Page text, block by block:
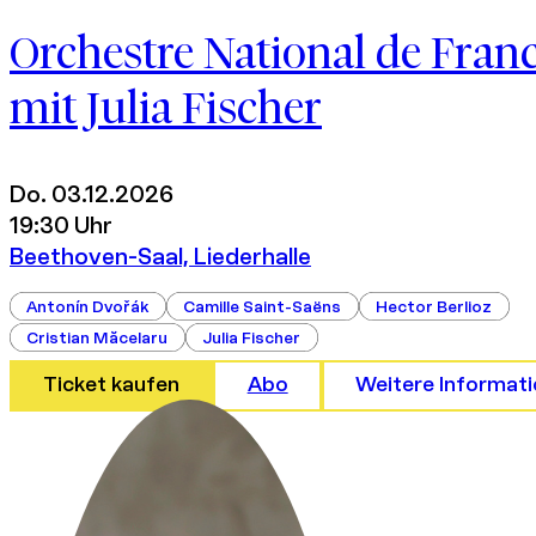
Ebene 2 Platzhalter
Orchestre National de
mit Julia Fischer
Do. 03.12.2026
19:30 Uhr
Beethoven-Saal, Liederhalle
Antonín Dvořák Camille Saint-Saëns
Hector Berlioz
Cristian Măcelaru
Julia Fischer
Ticket kaufen Abo Weitere